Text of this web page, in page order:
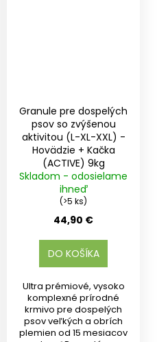
Granule pre dospelých
psov so zvýšenou
aktivitou (L-XL-XXL) -
Hovädzie + Kačka
(ACTIVE) 9kg
Skladom - odosielame
ihneď
(>5 ks)
44,90 €
DO KOŠÍKA
Ultra prémiové, vysoko
komplexné prírodné
krmivo pre dospelých
psov veľkých a obrích
plemien od 15 mesiacov